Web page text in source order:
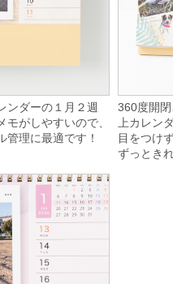
ンダーの１月２週
モがしやすいので、
管理に最適です！
360度開
上カレン
目をつけ
ずっとき